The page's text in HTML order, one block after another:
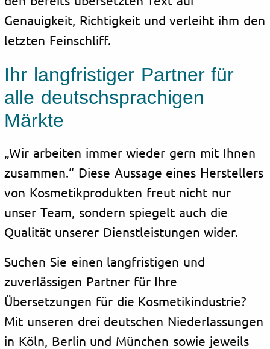
Genauigkeit, Richtigkeit und verleiht ihm den
letzten Feinschliff.
Ihr langfristiger Partner für
alle deutschsprachigen
Märkte
„Wir arbeiten immer wieder gern mit Ihnen
zusammen.“ Diese Aussage eines Herstellers
von Kosmetikprodukten freut nicht nur
unser Team, sondern spiegelt auch die
Qualität unserer Dienstleistungen wider.
Suchen Sie einen langfristigen und
zuverlässigen Partner für Ihre
Übersetzungen für die Kosmetikindustrie?
Mit unseren drei deutschen Niederlassungen
in Köln, Berlin und München sowie jeweils